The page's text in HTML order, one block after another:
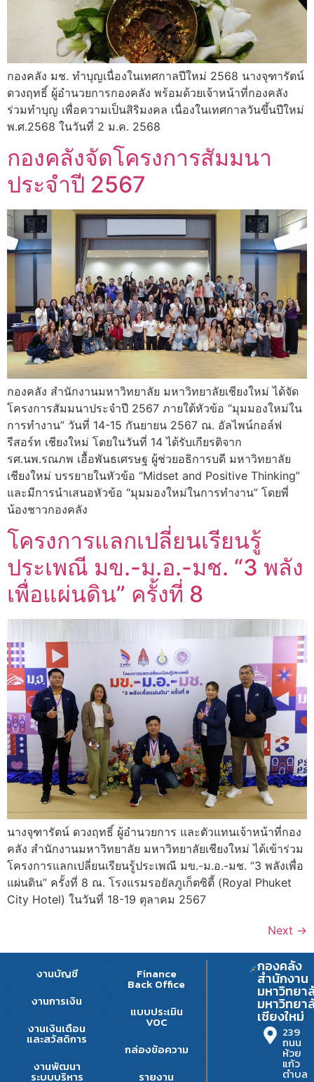
กองคลัง มช. ทำบุญเนื่องในเทศกาลปีใหม่ 2568 นางจุฑารัตน์
ดวงฤทธิ์ ผู้อำนวยการกองคลัง พร้อมด้วยเจ้าหน้าที่กองคลัง
ร่วมทำบุญ เพื่อความเป็นสิริมงคล เนื่องในเทศกาลวันขึ้นปีใหม่
พ.ศ.2568 ในวันที่ 2 ม.ค. 2568
กองคลังจัดโครงการสัมมนา
ประจำปี 2567
กองคลัง สำนักงานมหาวิทยาลัย มหาวิทยาลัยเชียงใหม่ ได้จัด
โครงการสัมมนาประจำปี 2567 ภายใต้หัวข้อ “มุมมองใหม่ใน
การทำงาน” วันที่ 14-15 กันยายน 2567 ณ. อัลไพน์กอล์ฟ
รีสอร์ท เชียงใหม่ โดยในวันที่ 14 ได้รับเกียรติจาก
รศ.นพ.รณภพ เอื้อพันธเศรษฐ ผู้ช่วยอธิการบดี มหาวิทยาลัย
เชียงใหม่ บรรยายในหัวข้อ “Midset and Positive Thinking”
และมีการนำเสนอหัวข้อ “มุมมองใหม่ในการทำงาน” โดยพี่
น้องชาวกองคลัง
โครงการแลกเปลี่ยนเรียนรู้
ประเพณี มข.-ม.อ.-มช. “3 พลัง
เพื่อแผ่นดิน” ครั้งที่ 8
นางจุฑารัตน์ ดวงฤทธิ์ ผู้อำนวยการ และตัวแทนเจ้าหน้าที่กอง
คลัง สำนักงานมหาวิทยาลัย มหาวิทยาลัยเชียงใหม่ ได้เข้าร่วม
โครงการแลกเปลี่ยนเรียนรู้ประเพณี มข.-ม.อ.-มช. “3 พลังเพื่อ
แผ่นดิน” ครั้งที่ 8 ณ. โรงแรมรอยัลภูเก็ตซิตี้ (Royal Phuket
City Hotel) ในวันที่ 18-19 ตุลาคม 2567
Next →
งานบัญชี
งานการเงิน
งานเงินเดือน
และสวัสดิการ
งานพัฒนา
ระบบบริหาร
Finance
Back Office
แบบประเมิน
VOC
กล่องข้อความ
รายงาน
กองคลัง
สำนักงาน
มหาวิทยา
มหาวิทยา
เชียงใหม่
239
ถนน
ห้วย
แก้ว
ตำบล